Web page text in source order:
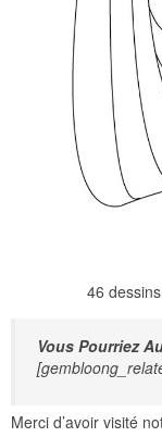
46
Vous Pourriez
Merci d’avoir visité